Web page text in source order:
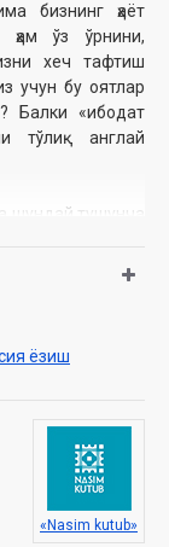
бизнинг ҳаёт
ҳам ўз ўрнини,
хеч тафтиш
учун бу оятлар
Балки «ибодат
тўлиқ англай
шундай тушунча
ёки ҳаж қилиш
тўлиқ
ҳар лаҳзаси
ёзиш
«Nasim kutub»